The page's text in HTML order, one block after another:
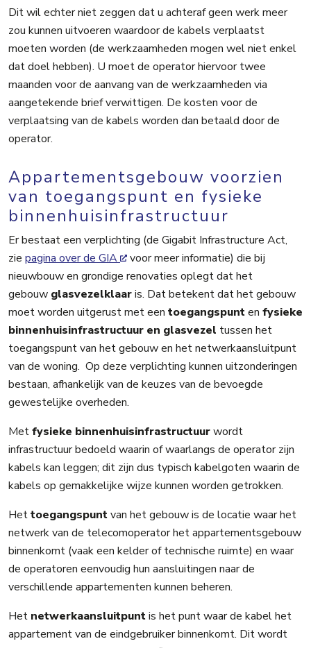
Dit wil echter niet zeggen dat u achteraf geen werk meer
zou kunnen uitvoeren waardoor de kabels verplaatst
moeten worden (de werkzaamheden mogen wel niet enkel
dat doel hebben). U moet de operator hiervoor twee
maanden voor de aanvang van de werkzaamheden via
aangetekende brief verwittigen. De kosten voor de
verplaatsing van de kabels worden dan betaald door de
operator.
Appartementsgebouw voorzien
van toegangspunt en fysieke
binnenhuisinfrastructuur
Er bestaat een verplichting (de Gigabit Infrastructure Act,
zie pagina over de GIA
voor meer informatie) die bij
nieuwbouw en grondige renovaties oplegt dat het
gebouw glasvezelklaaris. Dat betekent dat het gebouw
moet worden uitgerust met een toegangspunten fysieke
binnenhuisinfrastructuur en glasvezel tussen het
toegangspunt van het gebouw en het netwerkaansluitpunt
van de woning. Op deze verplichting kunnen uitzonderingen
bestaan, afhankelijk van de keuzes van de bevoegde
gewestelijke overheden.
Metfysieke binnenhuisinfrastructuurwordt
infrastructuur bedoeld waarin of waarlangs de operator zijn
kabels kan leggen; dit zijn dus typisch kabelgoten waarin de
kabels op gemakkelijke wijze kunnen worden getrokken.
Hettoegangspuntvan het gebouw is de locatie waar het
netwerk van de telecomoperator het appartementsgebouw
binnenkomt (vaak een kelder of technische ruimte) en waar
de operatoren eenvoudig hun aansluitingen naar de
verschillende appartementen kunnen beheren.
Het netwerkaansluitpuntis het punt waar de kabel het
appartement van de eindgebruiker binnenkomt. Dit wordt